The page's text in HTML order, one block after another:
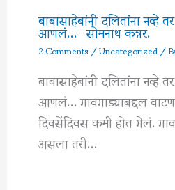
बाबासाहेबांनी दलितांना नव्हे
आणलं…- सोमनाथ कन्नर.
2 Comments/Uncategorized/
बाबासाहेबांनी दलितांना नव्हे
आणलं… गावगाड्याबद्दल
दिवसेंदिवस कमी होत गेलं.
असला तरी…